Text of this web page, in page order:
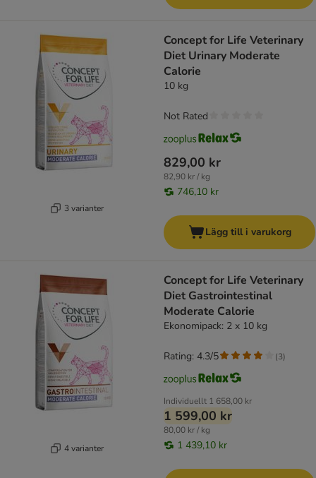
3 varianter
Concept for Life Veterinary
Diet Urinary Moderate
Calorie
10 kg
829,00 kr
82,90 kr / kg
746,10 kr
Not Rated
Lägg till i varukorg
4 varianter
Concept for Life Veterinary
Diet Gastrointestinal
Moderate Calorie
Ekonomipack: 2 x 10 kg
Individuellt 1 658,00 kr
1 599,00 kr
80,00 kr / kg
1 439,10 kr
Rating: 4.3/5 (3)